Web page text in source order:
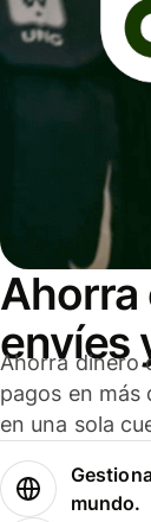
Ahorra
envíes
Ahorra dinero
pagos en más
en una sola
mundo.